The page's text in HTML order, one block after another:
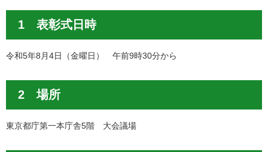
1 表彰式日時
令和5年8月4日（金曜日） 午前9時30分から
2 場所
東京都庁第一本庁舎5階 大会議場